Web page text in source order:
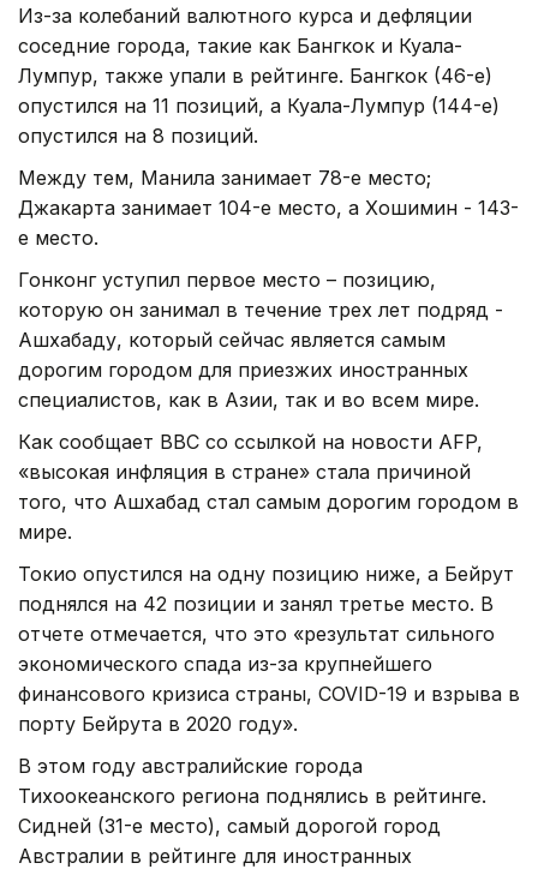
Из-за колебаний валютного курса и дефляции
соседние города, такие как Бангкок и Куала-
Лумпур, также упали в рейтинге. Бангкок (46-е)
опустился на 11 позиций, а Куала-Лумпур (144-е)
опустился на 8 позиций.
Между тем, Манила занимает 78-е место;
Джакарта занимает 104-е место, а Хошимин - 143-
е место.
Гонконг уступил первое место – позицию,
которую он занимал в течение трех лет подряд -
Ашхабаду, который сейчас является самым
дорогим городом для приезжих иностранных
специалистов, как в Азии, так и во всем мире.
Как сообщает BBC со ссылкой на новости AFP,
«высокая инфляция в стране» стала причиной
того, что Ашхабад стал самым дорогим городом в
мире.
Токио опустился на одну позицию ниже, а Бейрут
поднялся на 42 позиции и занял третье место. В
отчете отмечается, что это «результат сильного
экономического спада из-за крупнейшего
финансового кризиса страны, COVID-19 и взрыва в
порту Бейрута в 2020 году».
В этом году австралийские города
Тихоокеанского региона поднялись в рейтинге.
Сидней (31-е место), самый дорогой город
Австралии в рейтинге для иностранных